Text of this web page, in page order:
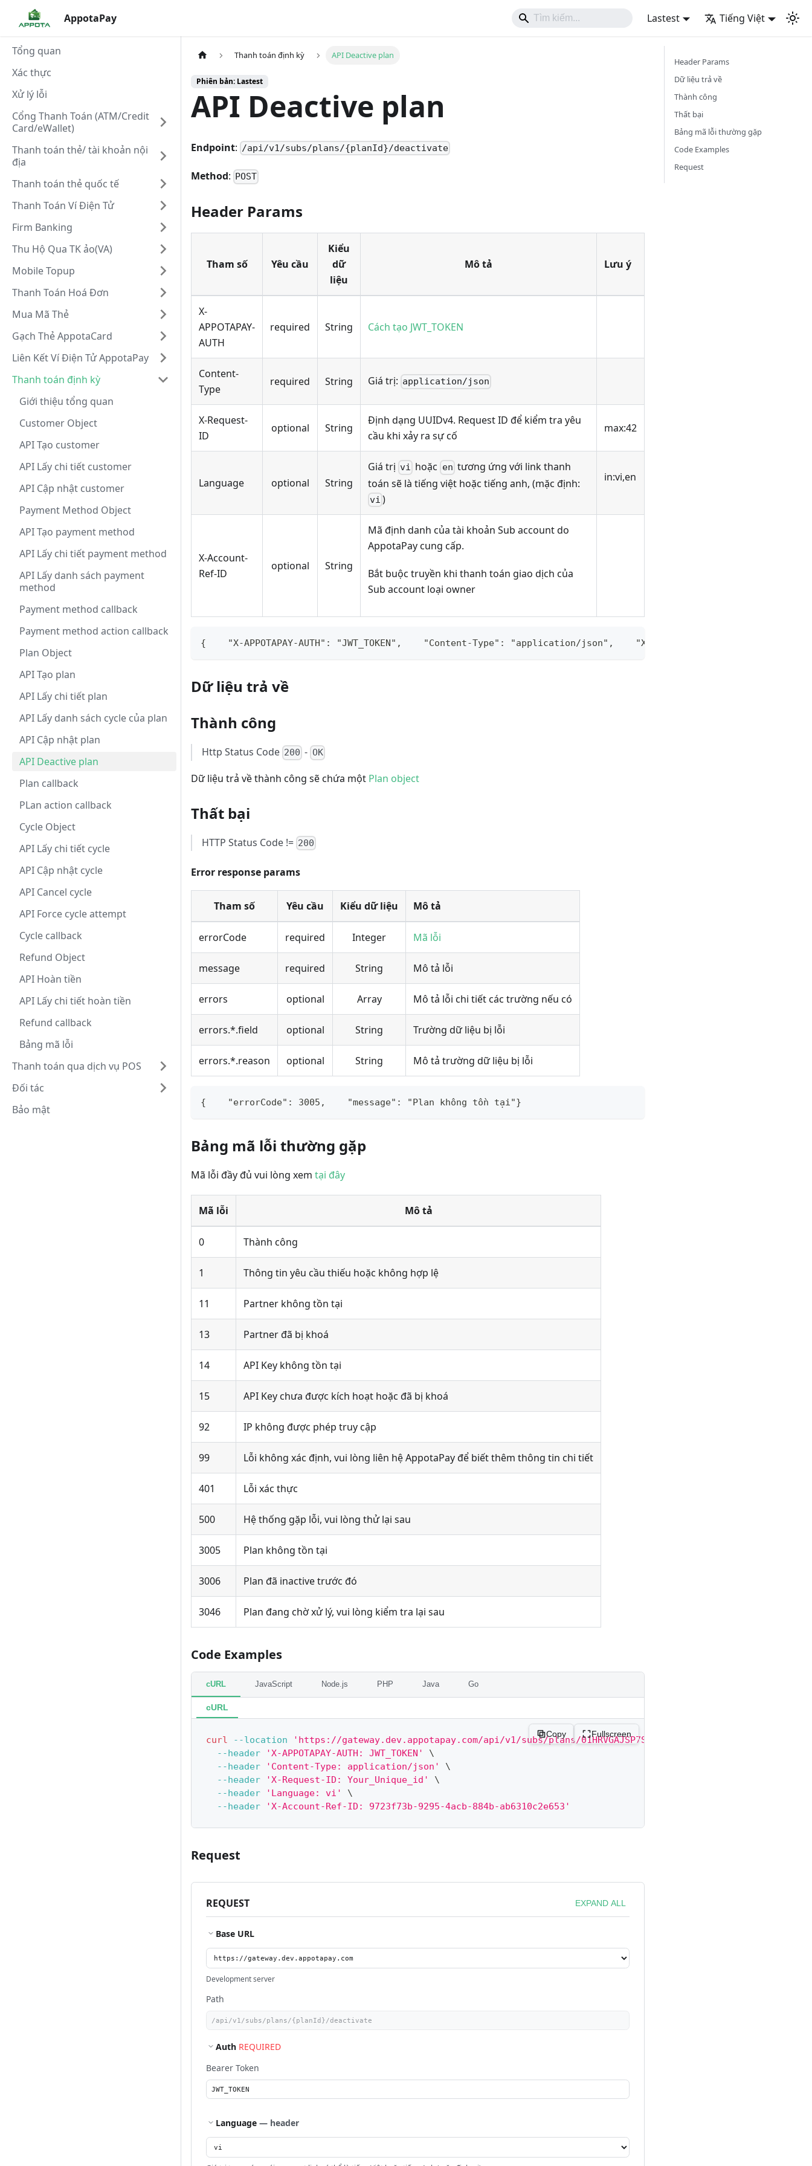
AppotaPay Lastest Tiếng Việt
Tổng quan
Xác thực
Xử lý lỗi
Cổng Thanh Toán (ATM/Credit
Card/eWallet)
Thanh toán thẻ/ tài khoản nội
địa
Thanh toán thẻ quốc tế
Thanh Toán Ví Điện Tử
Firm Banking
Thu Hộ Qua TK ảo(VA)
Mobile Topup
Thanh Toán Hoá Đơn
Mua Mã Thẻ
Gạch Thẻ AppotaCard
Liên Kết Ví Điện Tử AppotaPay
Thanh toán định kỳ
Giới thiệu tổng quan
Customer Object
API Tạo customer
API Lấy chi tiết customer
API Cập nhật customer
Payment Method Object
API Tạo payment method
API Lấy chi tiết payment method
API Lấy danh sách payment
method
Payment method callback
Payment method action callback
Plan Object
API Tạo plan
API Lấy chi tiết plan
API Lấy danh sách cycle của plan
API Cập nhật plan
API Deactive plan
Plan callback
PLan action callback
Cycle Object
API Lấy chi tiết cycle
API Cập nhật cycle
API Cancel cycle
API Force cycle attempt
Cycle callback
Refund Object
API Hoàn tiền
API Lấy chi tiết hoàn tiền
Refund callback
Bảng mã lỗi
Thanh toán qua dịch vụ POS
Đối tác
Bảo mật
Thanh toán định kỳ API Deactive plan
Phiên bản: Lastest
API Deactive plan
Endpoint: /api/v1/subs/plans/{planId}/deactivate
Method: POST
Header Params
Tham số Yêu cầu
Kiểu
dữ
liệu
Mô tả Lưu ý
X-
APPOTAPAY-
AUTH
required String Cách tạo JWT_TOKEN
Content-
Type
required String Giá trị: application/json
X-Request-
ID
optional String
Định dạng UUIDv4. Request ID để kiểm tra yêu
cầu khi xảy ra sự cố
max:42
Language optional String
Giá trị vi hoặc en tương ứng với link thanh
toán sẽ là tiếng việt hoặc tiếng anh, (mặc định:
vi )
in:vi,en
X-Account-
Ref-ID
optional String
Mã định danh của tài khoản Sub account do
AppotaPay cung cấp.
Bắt buộc truyền khi thanh toán giao dịch của
Sub account loại owner
{    "X-APPOTAPAY-AUTH": "JWT_TOKEN",    "Content-Type": "application/json",    "X-Request-ID":
Dữ liệu trả về
Thành công
Http Status Code 200 - OK
Dữ liệu trả về thành công sẽ chứa một Plan object
Thất bại
HTTP Status Code != 200
Error response params
Tham số Yêu cầu Kiểu dữ liệu Mô tả
errorCode required Integer Mã lỗi
message required String Mô tả lỗi
errors optional Array Mô tả lỗi chi tiết các trường nếu có
errors.*.field optional String Trường dữ liệu bị lỗi
errors.*.reason optional String Mô tả trường dữ liệu bị lỗi
{    "errorCode": 3005,    "message": "Plan không tồn tại"}
Bảng mã lỗi thường gặp
Mã lỗi đầy đủ vui lòng xem tại đây
Mã lỗi Mô tả
0 Thành công
1 Thông tin yêu cầu thiếu hoặc không hợp lệ
11 Partner không tồn tại
13 Partner đã bị khoá
14 API Key không tồn tại
15 API Key chưa được kích hoạt hoặc đã bị khoá
92 IP không được phép truy cập
99 Lỗi không xác định, vui lòng liên hệ AppotaPay để biết thêm thông tin chi tiết
401 Lỗi xác thực
500 Hệ thống gặp lỗi, vui lòng thử lại sau
3005 Plan không tồn tại
3006 Plan đã inactive trước đó
3046 Plan đang chờ xử lý, vui lòng kiểm tra lại sau
Code Examples
cURL JavaScript Node.js PHP Java Go
cURL
Copy Fullscreen
curl --location 'https://gateway.dev.appotapay.com/api/v1/subs/plans/01HRVGAJSP7SX83X7AQ9QQYMBE/deactivate'
--header
'X-APPOTAPAY-AUTH: JWT_TOKEN'
\
--header
'Content-Type: application/json'
\
--header
'X-Request-ID: Your_Unique_id'
\
--header
'Language: vi'
\
--header
'X-Account-Ref-ID: 9723f73b-9295-4acb-884b-ab6310c2e653'
Request
REQUEST EXPAND ALL
Base URL
Development server
Path
Auth REQUIRED
Bearer Token
Language — header
Header Params
Dữ liệu trả về
Thành công
Thất bại
Bảng mã lỗi thường gặp
Code Examples
Request